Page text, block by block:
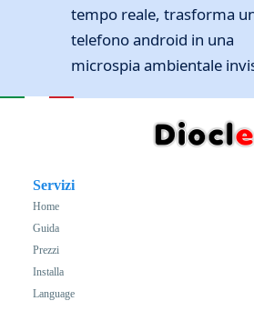
tempo reale, trasforma
telefono android in una
microspia ambientale
Servizi
Home
Guida
Prezzi
Installa
Language